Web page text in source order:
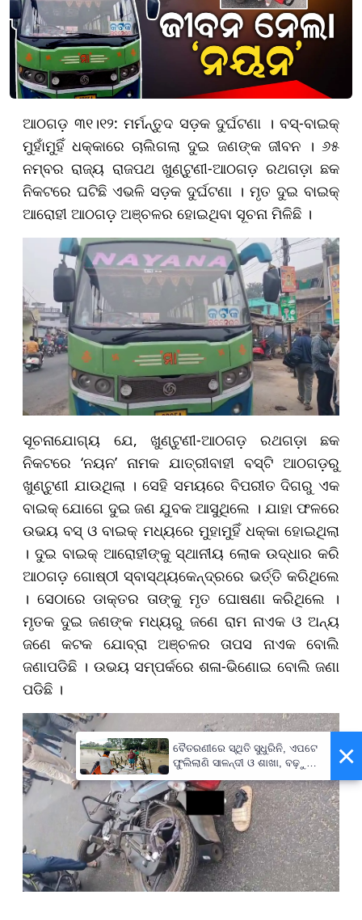
ଆଠଗଡ଼ ୩୧।୧୨: ମର୍ମନ୍ତୁଦ ସଡ଼କ ଦୁର୍ଘଟଣା । ବସ୍-ବାଇକ୍
ମୁହାଁମୁହିଁ ଧକ୍କାରେ ଚାଲିଗଲା ଦୁଇ ଜଣଙ୍କ ଜୀବନ । ୬୫
ନମ୍ବର ରାଜ୍ୟ ରାଜପଥ ଖୁଣ୍ଟୁଣୀ-ଆଠଗଡ଼ ରଥଗଡ଼ା ଛକ
ନିକଟରେ ଘଟିଛି ଏଭଳି ସଡ଼କ ଦୁର୍ଘଟଣା । ମୃତ ଦୁଇ ବାଇକ୍
ଆରୋହୀ ଆଠଗଡ଼ ଅଞ୍ଚଳର ହୋଇଥିବା ସୂଚନା ମିଳିଛି ।
ସୂଚନାଯୋଗ୍ୟ ଯେ, ଖୁଣ୍ଟୁଣୀ-ଆଠଗଡ଼ ରଥଗଡ଼ା ଛକ
ନିକଟରେ ‘ନୟନ’ ନାମକ ଯାତ୍ରୀବାହୀ ବସ୍ଟି ଆଠଗଡ଼ରୁ
ଖୁଣ୍ଟୁଣୀ ଯାଉଥିଲା । ସେହି ସମୟରେ ବିପରୀତ ଦିଗରୁ ଏକ
ବାଇକ୍‌ ଯୋଗେ ଦୁଇ ଜଣ ଯୁବକ ଆସୁଥିଲେ । ଯାହା ଫଳରେ
ଉଭୟ ବସ୍ ଓ ବାଇକ୍ ମଧ୍ୟରେ ମୁହାମୁହିଁ ଧକ୍କା ହୋଇଥିଲା
। ଦୁଇ ବାଇକ୍ ଆରୋହୀଙ୍କୁ ସ୍ଥାନୀୟ ଲୋକ ଉଦ୍ଧାର କରି
ଆଠଗଡ଼ ଗୋଷ୍ଠୀ ସ୍ବାସ୍ଥ୍ୟକେନ୍ଦ୍ରରେ ଭର୍ତ୍ତି କରିଥିଲେ
। ସେଠାରେ ଡାକ୍ତର ତାଙ୍କୁ ମୃତ ଘୋଷଣା କରିଥିଲେ ।
ମୃତକ ଦୁଇ ଜଣଙ୍କ ମଧ୍ୟରୁ ଜଣେ ରାମ ନାଏକ ଓ ଅନ୍ୟ
ଜଣେ କଟକ ଯୋବ୍ରା ଅଞ୍ଚଳର ତାପସ ନାଏକ ବୋଲି
ଜଣାପଡିଛି । ଉଭୟ ସମ୍ପର୍କରେ ଶଳା-ଭିଣୋଇ ବୋଲି ଜଣା
ପଡିଛି ।
×
ବୈତରଣୀରେ ସ୍ଥିତି ସୁଧୁରିନି, ଏପଟେ
ଫୁଲିଲାଣି ସାଳନ୍ଦୀ ଓ ଶାଖା, ବଢ଼ୁଛି
ବନ୍ୟା ଭୟ